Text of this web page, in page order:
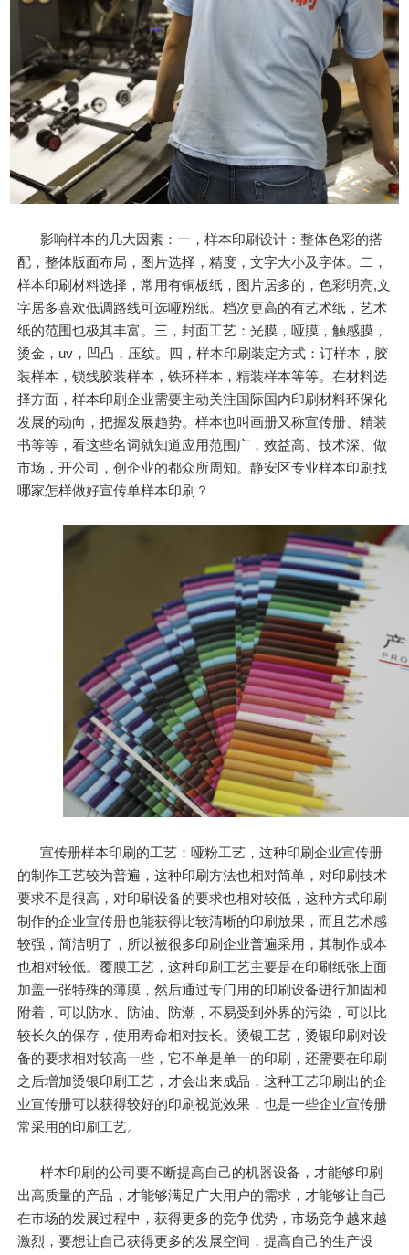
影响样本的几大因素：一，样本印刷设计：整体色彩的搭
配，整体版面布局，图片选择，精度，文字大小及字体。二，
样本印刷材料选择，常用有铜板纸，图片居多的，色彩明亮,文
字居多喜欢低调路线可选哑粉纸。档次更高的有艺术纸，艺术
纸的范围也极其丰富。三，封面工艺：光膜，哑膜，触感膜，
烫金，uv，凹凸，压纹。四，样本印刷装定方式：订样本，胶
装样本，锁线胶装样本，铁环样本，精装样本等等。在材料选
择方面，样本印刷企业需要主动关注国际国内印刷材料环保化
发展的动向，把握发展趋势。样本也叫画册又称宣传册、精装
书等等，看这些名词就知道应用范围广，效益高、技术深、做
市场，开公司，创企业的都众所周知。静安区专业样本印刷找
哪家怎样做好宣传单样本印刷？
宣传册样本印刷的工艺：哑粉工艺，这种印刷企业宣传册
的制作工艺较为普遍，这种印刷方法也相对简单，对印刷技术
要求不是很高，对印刷设备的要求也相对较低，这种方式印刷
制作的企业宣传册也能获得比较清晰的印刷放果，而且艺术感
较强，简洁明了，所以被很多印刷企业普遍采用，其制作成本
也相对较低。覆膜工艺，这种印刷工艺主要是在印刷纸张上面
加盖一张特殊的薄膜，然后通过专门用的印刷设备进行加固和
附着，可以防水、防油、防潮，不易受到外界的污染，可以比
较长久的保存，使用寿命相对技长。烫银工艺，烫银印刷对设
备的要求相对较高一些，它不单是单一的印刷，还需要在印刷
之后増加烫银印刷工艺，才会出来成品，这种工艺印刷出的企
业宣传册可以获得较好的印刷视觉效果，也是一些企业宣传册
常采用的印刷工艺。
样本印刷的公司要不断提高自己的机器设备，才能够印刷
出高质量的产品，才能够满足广大用户的需求，才能够让自己
在市场的发展过程中，获得更多的竞争优势，市场竞争越来越
激烈，要想让自己获得更多的发展空间，提高自己的生产设